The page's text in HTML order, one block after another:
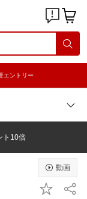
エントリー
ト10倍
動画